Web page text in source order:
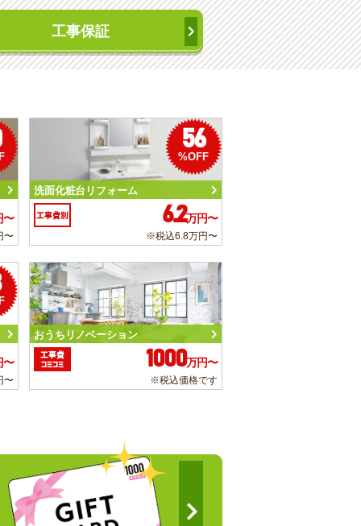
工事保証
〜
〜
56
%OFF
洗面化粧台リフォーム
工事費別 6.2万円〜
※税込6.8万円〜
〜
〜
おうちリノベーション
工事費
コミコミ
1000万円〜
※税込価格です